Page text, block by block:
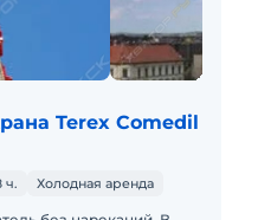
Terex Comedil
ч. Холодная аренда